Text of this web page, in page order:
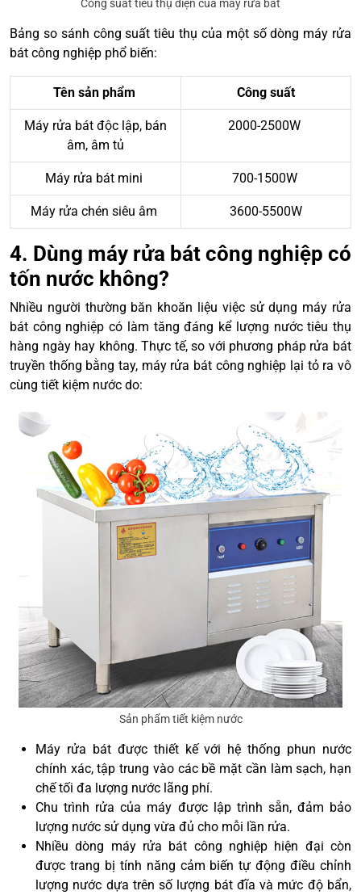
Công suất tiêu thụ điện của mảy rửa bát
Bảng so sánh công suất tiêu thụ của một số dòng máy rửa
bát công nghiệp phổ biến:
Tên sản phẩm Công suất
Máy rửa bát độc lập, bán
âm, âm tủ
2000-2500W
Máy rửa bát mini 700-1500W
Máy rửa chén siêu âm 3600-5500W
4. Dùng máy rửa bát công nghiệp có
tốn nước không?
Nhiều người thường băn khoăn liệu việc sử dụng máy rửa
bát công nghiệp có làm tăng đáng kể lượng nước tiêu thụ
hàng ngày hay không. Thực tế, so với phương pháp rửa bát
truyền thống bằng tay, máy rửa bát công nghiệp lại tỏ ra vô
cùng tiết kiệm nước do:
Sản phẩm tiết kiệm nước
Máy rửa bát được thiết kế với hệ thống phun nước
chính xác, tập trung vào các bề mặt cần làm sạch, hạn
chế tối đa lượng nước lãng phí.
Chu trình rửa của máy được lập trình sẵn, đảm bảo
lượng nước sử dụng vừa đủ cho mỗi lần rửa.
Nhiều dòng máy rửa bát công nghiệp hiện đại còn
được trang bị tính năng cảm biến tự động điều chỉnh
lượng nước dựa trên số lượng bát đĩa và mức độ bẩn,